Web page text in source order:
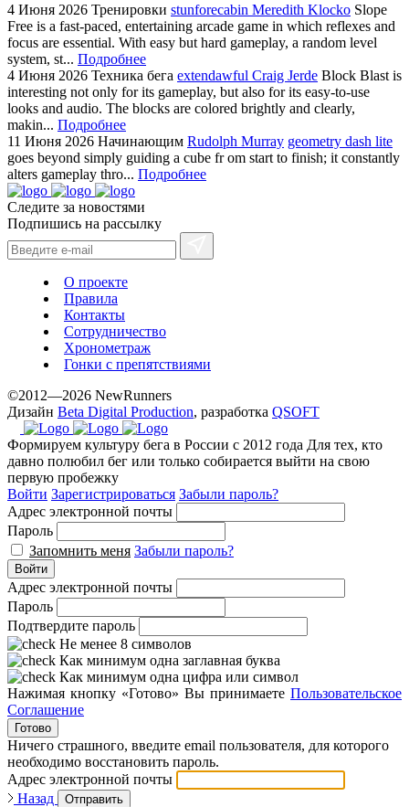
4 Июня 2026 Тренировки stunforecabin Meredith Klocko Slope
Free is a fast-paced, entertaining arcade game in which reflexes and
focus are essential. With easy but hard gameplay, a random level
system, st... Подробнее
4 Июня 2026 Техника бега extendawful Craig Jerde Block Blast is
interesting not only for its gameplay, but also for its easy-to-use
looks and audio. The blocks are colored brightly and clearly,
makin... Подробнее
11 Июня 2026 Начинающим Rudolph Murray geometry dash lite
goes beyond simply guiding a cube fr om start to finish; it constantly
alters gameplay thro... Подробнее
Следите за новостями
Подпишись на рассылку
О проекте
Правила
Контакты
Сотрудничество
Хронометраж
Гонки с препятствиями
©2012—2026 NewRunners
Дизайн Beta Digital Production, разработка QSOFT
Формируем культуру бега в России с 2012 года Для тех, кто
давно полюбил бег или только собирается выйти на свою
первую пробежку
Войти Зарегистрироваться Забыли пароль?
Адрес электронной почты
Пароль
Запомнить меня Забыли пароль?
Войти
Адрес электронной почты
Пароль
Подтвердите пароль
Не менее 8 символов
Как минимум одна заглавная буква
Как минимум одна цифра или символ
Нажимая кнопку «Готово» Вы принимаете Пользовательское
Соглашение
Готово
Ничего страшного, введите email пользователя, для которого
необходимо восстановить пароль.
Адрес электронной почты
Назад
Отправить